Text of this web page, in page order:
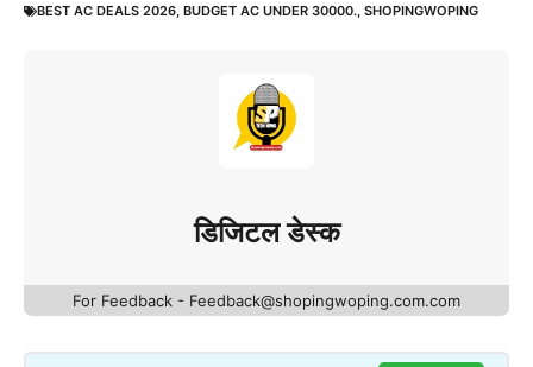
BEST AC DEALS 2026, BUDGET AC UNDER 30000., SHOPINGWOPING
डिजिटल डेस्क
For Feedback - Feedback@shopingwoping.com.com